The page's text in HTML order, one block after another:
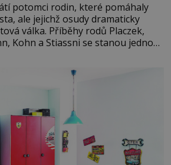
potomci rodin, které pomáhaly
ale jejichž osudy dramaticky
válka. Příběhy rodů Placzek,
Kohn a Stiassni se stanou jednou
si člověk pamatuje z rodinných